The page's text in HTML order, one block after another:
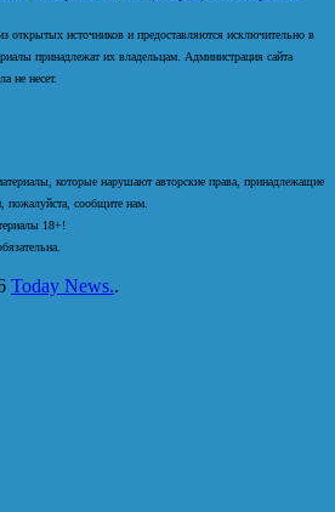
открытых источников и предоставляются исключительно в
принадлежат их владельцам. Администрация сайта
не несет.
которые нарушают авторские права, принадлежащие
сообщите нам.
18+!
Today News..